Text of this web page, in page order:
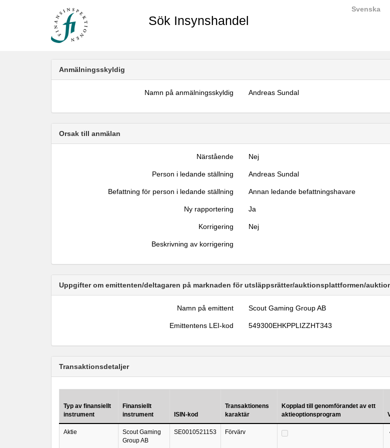
Sök Insynshandel
Svenska
Anmälningsskyldig
Namn på anmälningsskyldig Andreas Sundal
Orsak till anmälan
Närstående Nej
Person i ledande ställning Andreas Sundal
Befattning för person i ledande ställning Annan ledande befattningshavare
Ny rapportering Ja
Korrigering Nej
Beskrivning av korrigering
Uppgifter om emittenten/deltagaren på marknaden för utsläppsrätter/auktionsplattformen/
Namn på emittent Scout Gaming Group AB
Emittentens LEI-kod 549300EHKPPLIZZHT343
Transaktionsdetaljer
Typ av finansiellt
instrument
Finansiellt
instrument
ISIN-kod
Transaktionens
karaktär
Kopplad till genomförandet av ett
aktieoptionsprogram
Aktie
Scout Gaming
Group AB
SE0010521153 Förvärv